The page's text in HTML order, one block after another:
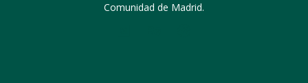
Comunidad de Madrid.